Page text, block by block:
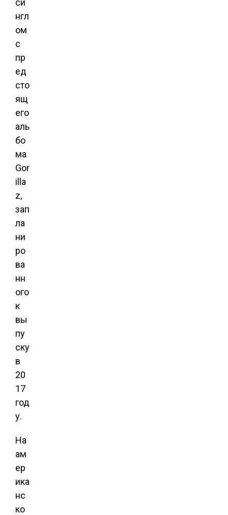
си
нгл
ом
с
пр
ед
сто
ящ
его
аль
бо
ма
Gor
illa
z,
зап
ла
ни
ро
ва
нн
ого
к
вы
пу
ску
в
20
17
год
у.
На
ам
ер
ика
нс
ко